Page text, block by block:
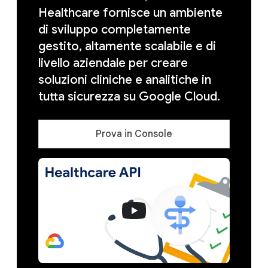
Healthcare fornisce un ambiente
di sviluppo completamente
gestito, altamente scalabile e di
livello aziendale per creare
soluzioni cliniche e analitiche in
tutta sicurezza su Google Cloud.
Prova in Console